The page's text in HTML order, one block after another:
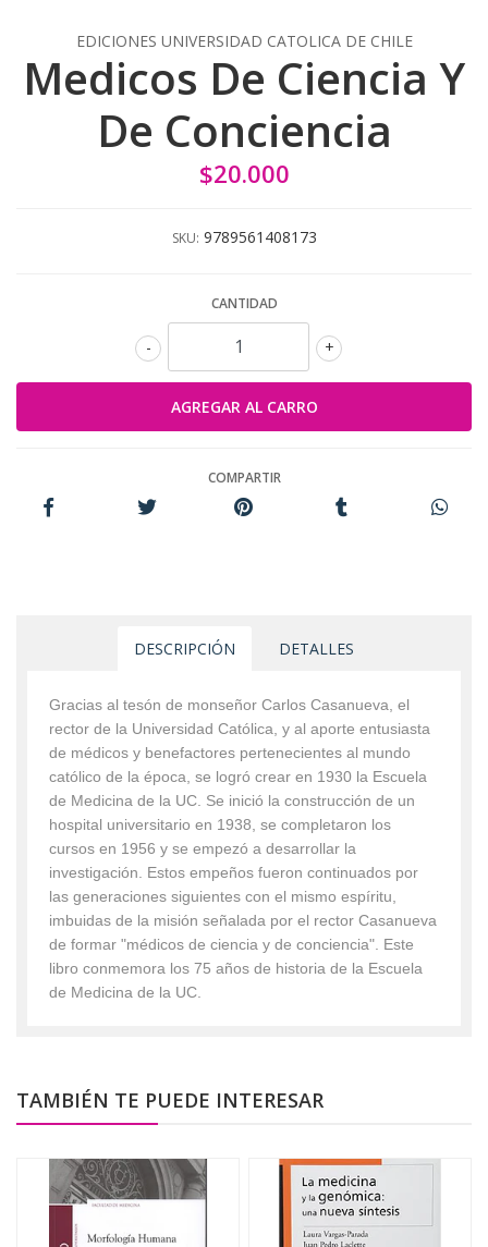
EDICIONES UNIVERSIDAD CATOLICA DE CHILE
Medicos De Ciencia Y
De Conciencia
$20.000
SKU: 9789561408173
CANTIDAD
+
-
COMPARTIR
DESCRIPCIÓN DETALLES
Gracias al tesón de monseñor Carlos Casanueva, el
rector de la Universidad Católica, y al aporte entusiasta
de médicos y benefactores pertenecientes al mundo
católico de la época, se logró crear en 1930 la Escuela
de Medicina de la UC. Se inició la construcción de un
hospital universitario en 1938, se completaron los
cursos en 1956 y se empezó a desarrollar la
investigación. Estos empeños fueron continuados por
las generaciones siguientes con el mismo espí­ritu,
imbuidas de la misión señalada por el rector Casanueva
de formar "médicos de ciencia y de conciencia". Este
libro conmemora los 75 años de historia de la Escuela
de Medicina de la UC.
TAMBIÉN TE PUEDE INTERESAR